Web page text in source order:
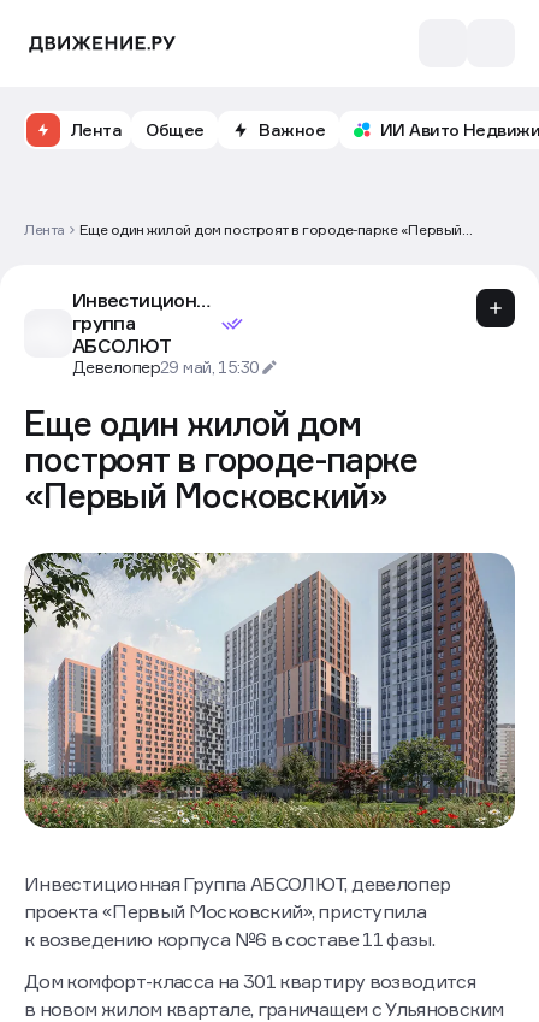
Лента Общее Важное ИИ Авито
Лента
Еще один жилой дом построят в городе-парке «Первый
Инвестиционная
группа
АБСОЛЮТ
Девелопер29 май, 15:30
Еще один жилой дом
построят в городе-парке
«Первый Московский»
Инвестиционная Группа АБСОЛЮТ, девелопер
проекта «Первый Московский», приступила
к возведению корпуса №6 в составе 11 фазы.
Дом комфорт-класса на 301 квартиру возводится
в новом жилом квартале, граничащем с Ульяновским